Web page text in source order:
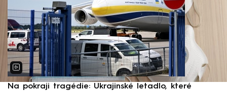
Na pokraji tragédie: Ukrajinské letadlo, které